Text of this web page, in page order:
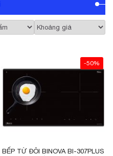
-50%
BẾP TỪ ĐÔI BINOVA BI-307PLUS